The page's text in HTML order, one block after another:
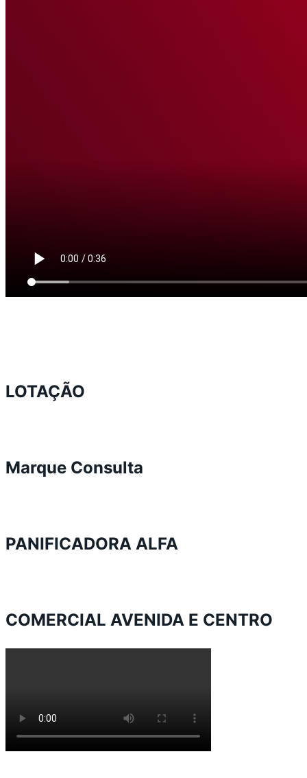
LOTAÇÃO
Marque Consulta
PANIFICADORA ALFA
COMERCIAL AVENIDA E CENTRO